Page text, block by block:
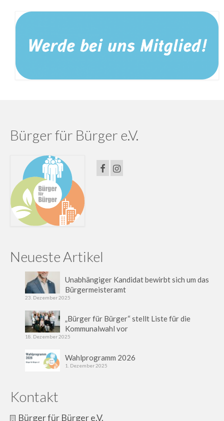
Bürger für Bürger e.V.
Neueste Artikel
Unabhängiger Kandidat bewirbt sich um das
Bürgermeisteramt
23. Dezember 2025
„Bürger für Bürger“ stellt Liste für die
Kommunalwahl vor
18. Dezember 2025
Wahlprogramm 2026
1. Dezember 2025
Kontakt
Bürger für Bürger e.V.